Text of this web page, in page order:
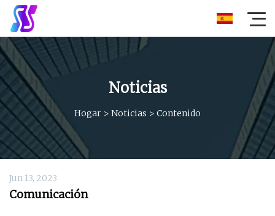
Noticias
Hogar > Noticias > Contenido
Jun 13, 2023
Comunicación